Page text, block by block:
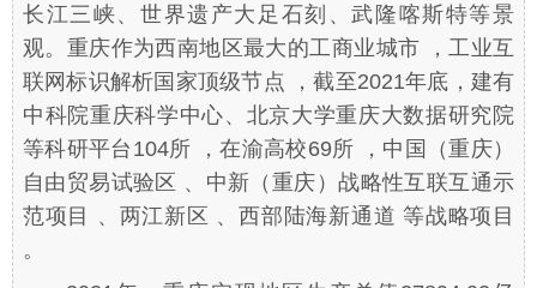
长江三峡、世界遗产大足石刻、武隆喀斯特等景
观。重庆作为西南地区最大的工商业城市 ，工业互
联网标识解析国家顶级节点 ，截至2021年底，建有
中科院重庆科学中心、北京大学重庆大数据研究院
等科研平台104所 ，在渝高校69所 ，中国（重庆）
自由贸易试验区 、中新（重庆）战略性互联互通示
范项目 、两江新区 、西部陆海新通道 等战略项目
。